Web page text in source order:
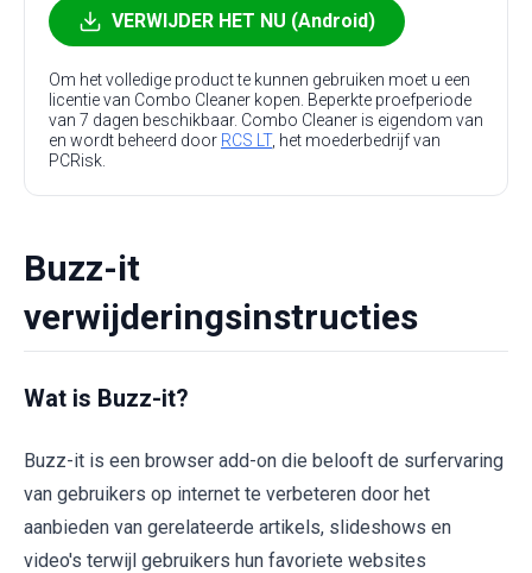
VERWIJDER HET NU (Android)
Om het volledige product te kunnen gebruiken moet u een
licentie van Combo Cleaner kopen. Beperkte proefperiode
van 7 dagen beschikbaar. Combo Cleaner is eigendom van
en wordt beheerd door RCS LT, het moederbedrijf van
PCRisk.
Buzz-it
verwijderingsinstructies
Wat is Buzz-it?
Buzz-it is een browser add-on die belooft de surfervaring
van gebruikers op internet te verbeteren door het
aanbieden van gerelateerde artikels, slideshows en
video's terwijl gebruikers hun favoriete websites